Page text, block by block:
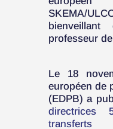
SKEMA/
professeur
Le 18
européen de
(EDPB) a
directrices
transferts